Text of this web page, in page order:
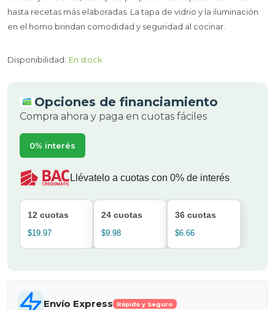
hasta recetas más elaboradas. La tapa de vidrio y la iluminación
en el horno brindan comodidad y seguridad al cocinar.
Disponibilidad: En stock
Opciones de financiamiento
Compra ahora y paga en cuotas fáciles
0% interés
Llévatelo a cuotas con 0% de interés
12 cuotas
$19.97
24 cuotas
$9.98
36 cuotas
$6.66
Envío Express Rápido y Seguro